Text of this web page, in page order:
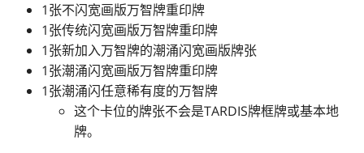
1张不闪宽画版万智牌重印牌
1张传统闪宽画版万智牌重印牌
1张新加入万智牌的潮涌闪宽画版牌张
1张潮涌闪宽画版万智牌重印牌
1张潮涌闪任意稀有度的万智牌
这个卡位的牌张不会是TARDIS牌框牌或基本地
牌。